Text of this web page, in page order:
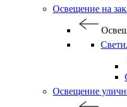
Освещение на
Освещение